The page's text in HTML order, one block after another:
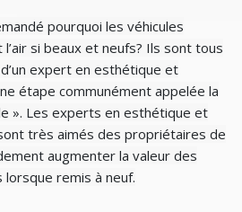
pourquoi les véhicules
si beaux et neufs? Ils sont tous
expert en esthétique et
étape communément appelée la
». Les experts en esthétique et
très aimés des propriétaires de
augmenter la valeur des
remis à neuf.